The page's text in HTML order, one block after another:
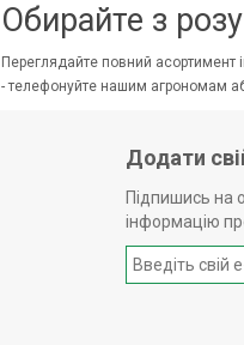
Обирайте з
Переглядайте повний асортимент
- телефонуйте нашим агрономам
Додати
Підпишись на
інформацію